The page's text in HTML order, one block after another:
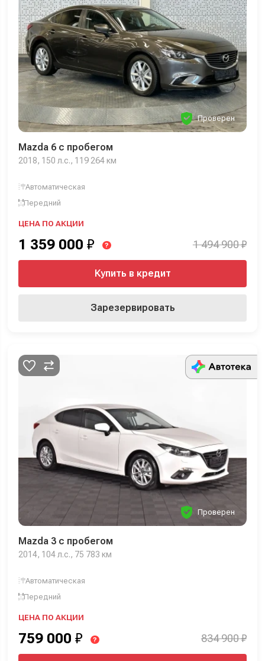
Проверен
Mazda 6 с пробегом
2018, 150 л.с., 119 264 км
Автоматическая
Передний
ЦЕНА ПО АКЦИИ
1 359 000 ₽ ? 1 494 900 ₽
Купить в кредит
Зарезервировать
Проверен
Mazda 3 с пробегом
2014, 104 л.с., 75 783 км
Автоматическая
Передний
ЦЕНА ПО АКЦИИ
759 000 ₽ ? 834 900 ₽